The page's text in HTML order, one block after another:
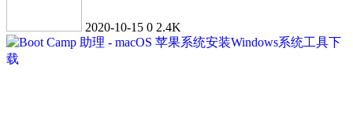
2020-10-15 0 2.4K